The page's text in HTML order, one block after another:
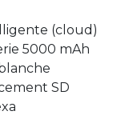
(cloud)
5000 mAh
SD